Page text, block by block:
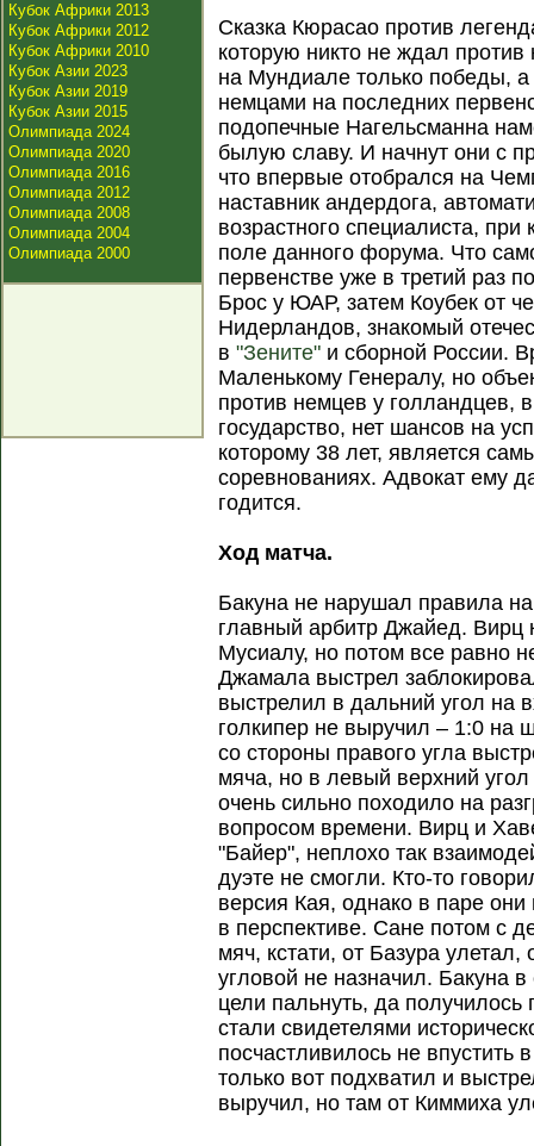
Кубок Африки 2013
Кубок Африки 2012
Кубок Африки 2010
Кубок Азии 2023
Кубок Азии 2019
Кубок Азии 2015
Олимпиада 2024
Олимпиада 2020
Олимпиада 2016
Олимпиада 2012
Олимпиада 2008
Олимпиада 2004
Олимпиада 2000
Сказка Кюрасао против
которую никто не ждал
на Мундиале только победы,
немцами на последних
подопечные Нагельсманна
былую славу. И начнут они с
что впервые отобрался на
наставник андердога,
возрастного специалиста,
поле данного форума. Что
первенстве уже в третий раз
Брос у ЮАР, затем Коубек от
Нидерландов, знакомый
в"Зените" и сборной России.
Маленькому Генералу, но
против немцев у голландцев,
государство, нет шансов на
которому 38 лет, является
соревнованиях. Адвокат ему
годится.
Ход матча.
Бакуна не нарушал правила
главный арбитр Джайед. Вирц
Мусиалу, но потом все равно
Джамала выстрел
выстрелил в дальний угол
голкипер не выручил – 1:0 на
со стороны правого угла
мяча, но в левый верхний
очень сильно походило на
вопросом времени. Вирц и
"Байер", неплохо так
дуэте не смогли. Кто-то
версия Кая, однако в паре
в перспективе. Сане потом с
мяч, кстати, от Базура
угловой не назначил. Бакуна
цели пальнуть, да
стали свидетелями
посчастливилось не
только вот подхватил и
выручил, но там от Киммиха